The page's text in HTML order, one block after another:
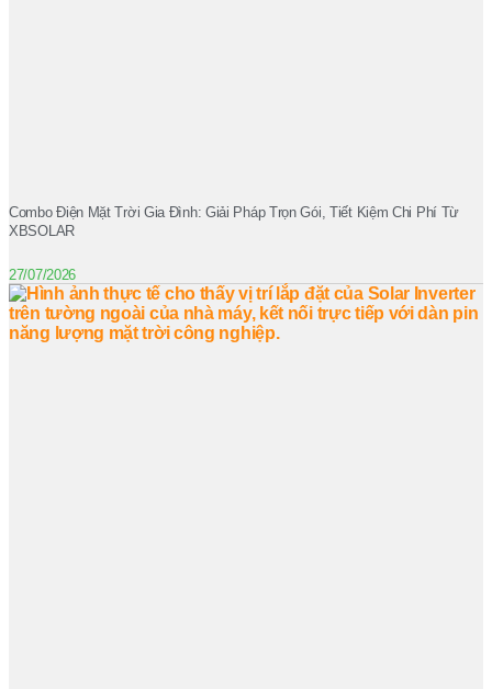
Combo Điện Mặt Trời Gia Đình: Giải Pháp Trọn Gói, Tiết Kiệm Chi Phí Từ
XBSOLAR
27/07/2026